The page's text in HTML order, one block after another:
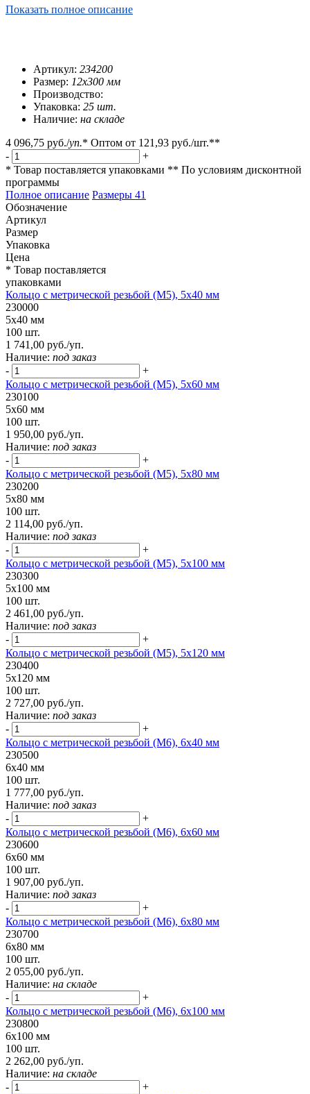
Показать полное описание
Артикул: 234200
Размер: 12х300 мм
Производство:
Упаковка: 25 шт.
Наличие: на складе
4 096,75 руб./уп.* Оптом от 121,93 руб./шт.**
-
+
* Товар поставляется упаковками ** По условиям дисконтной
программы
Полное описание Размеры 41
Обозначение
Артикул
Размер
Упаковка
Цена
* Товар поставляется
упаковками
Кольцо с метрической резьбой (М5), 5х40 мм
230000
5х40 мм
100 шт.
1 741,00 руб./уп.
Наличие: под заказ
-
+
Кольцо с метрической резьбой (М5), 5х60 мм
230100
5х60 мм
100 шт.
1 950,00 руб./уп.
Наличие: под заказ
-
+
Кольцо с метрической резьбой (М5), 5х80 мм
230200
5х80 мм
100 шт.
2 114,00 руб./уп.
Наличие: под заказ
-
+
Кольцо с метрической резьбой (М5), 5х100 мм
230300
5х100 мм
100 шт.
2 461,00 руб./уп.
Наличие: под заказ
-
+
Кольцо с метрической резьбой (М5), 5х120 мм
230400
5х120 мм
100 шт.
2 727,00 руб./уп.
Наличие: под заказ
-
+
Кольцо с метрической резьбой (М6), 6х40 мм
230500
6х40 мм
100 шт.
1 777,00 руб./уп.
Наличие: под заказ
-
+
Кольцо с метрической резьбой (М6), 6х60 мм
230600
6х60 мм
100 шт.
1 907,00 руб./уп.
Наличие: под заказ
-
+
Кольцо с метрической резьбой (М6), 6х80 мм
230700
6х80 мм
100 шт.
2 055,00 руб./уп.
Наличие: на складе
-
+
Кольцо с метрической резьбой (М6), 6х100 мм
230800
6х100 мм
100 шт.
2 262,00 руб./уп.
Наличие: на складе
-
+